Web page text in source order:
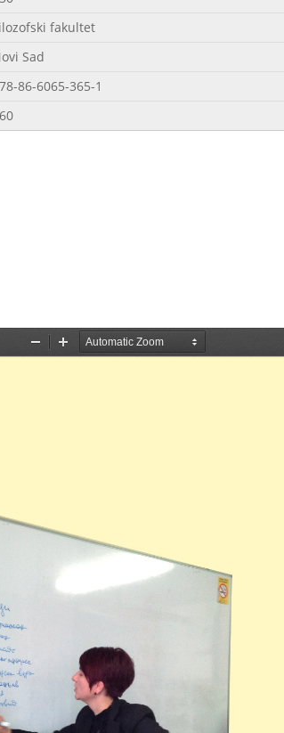
fakultet
Sad
86-6065-365-1